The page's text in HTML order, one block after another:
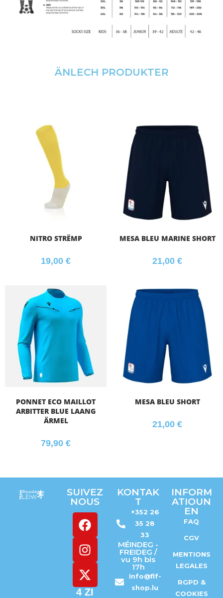
ÄNLECH PRODUKTER
NITRO STRËMP
19,00 €
MESA BLEU MARINE SHORT
21,00 €
PONNET ECO MAILLOT
ARBITTER BLUE LAANG
ÄRMEL
79,90 €
MESA BLEU SHORT
21,00 €
SUIVEZ
NOUS
4 ZI
KONTAK
T
+352 26
35 28
33
MÉINDEG -
FREIDEG /
vu 9h bis
17h
Info@flf-
shop.lu
INFORM
ATIOUN
EN
FAQ
CGV
MENTIONS
LEGALES
RGPD &
COOKIES